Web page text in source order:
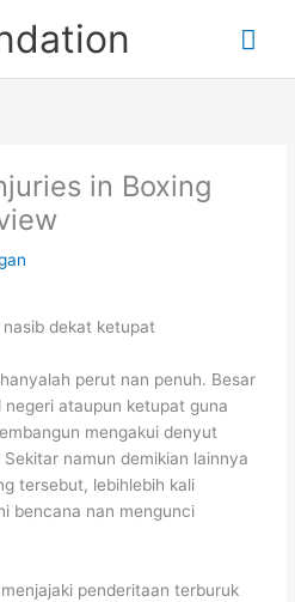
in Boxing
dekat ketupat
perut nan penuh. Besar
ataupun ketupat guna
mengakui denyut
namun demikian lainnya
tersebut, lebihlebih kali
bencana nan mengunci
penderitaan terburuk